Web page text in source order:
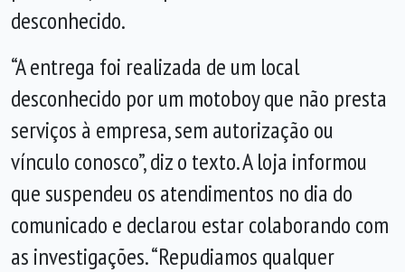
desconhecido.
“A entrega foi realizada de um local
desconhecido por um motoboy que não presta
serviços à empresa, sem autorização ou
vínculo conosco”, diz o texto. A loja informou
que suspendeu os atendimentos no dia do
comunicado e declarou estar colaborando com
as investigações. “Repudiamos qualquer